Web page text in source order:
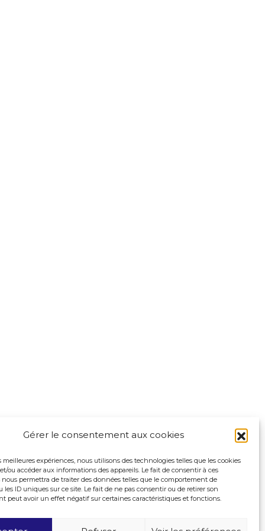
Gérer le consentement aux cookies
meilleures expériences, nous utilisons des technologies telles que les cookies
ou accéder aux informations des appareils. Le fait de consentir à ces
permettra de traiter des données telles que le comportement de
les ID uniques sur ce site. Le fait de ne pas consentir ou de retirer son
peut avoir un effet négatif sur certaines caractéristiques et fonctions.